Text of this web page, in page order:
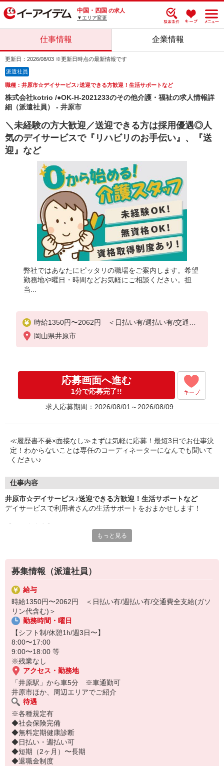
中国・四国 の求人
▼エリア変更
仕事情報 企業情報
更新日：2026/08/03 ※更新日時点の最新情報です
派遣社員
職種：井原市☆デイサービス♪送迎できる方歓迎！生活サポートなど
株式会社kotrio /●OK-H-2021233のその他介護・福祉の求人情報詳
細（派遣社員） - 井原市
＼未経験の方大歓迎／送迎できる方は採用優遇◎人
気のデイサービスで『リハビリのお手伝い』、『送
迎』など
弊社ではあなたにピッタリの職場をご案内します。希望
勤務地や曜日・時間などお気軽にご相談ください。担
当...
時給1350円〜2062円 ＜日払い有/週払い有/交通費
全支給(ガソリン代含む)＞
岡山県井原市
応募画面へ進む
1分で応募完了!! キープ
求人応募期間：2026/08/01～2026/08/09
≪履歴書不要×面接なし≫まずは気軽に応募！最短3日でお仕事決
定！わからないことは専任のコーディネーターになんでも聞いて
ください♪
仕事内容
井原市☆デイサービス♪送迎できる方歓迎！生活サポートなど
デイサービスで利用者さんの生活サポートをおまかせします！
・自宅から施設までの送迎（運転できる方）
・お話やレクリエーション など
利用者さんは比較的介護度が低めなので、介護初心者・ブランクの
ある方にも人気です♪
未経験の方も大歓迎です◎
20代・30代・40代・50代幅広く活躍中！
日払い・週払いも対応可能☆
利用希望される方はお気軽にご相談ください。
もっと見る
募集情報（派遣社員）
給与
時給1350円〜2062円 ＜日払い有/週払い有/交通費全支給(ガソ
リン代含む)＞
勤務時間・曜日
【シフト制/休憩1h/週3日〜】
8:00〜17:00
9:00〜18:00 等
※残業なし
アクセス・勤務地
「井原駅」から車5分 ※車通勤可
井原市ほか、周辺エリアでご紹介
待遇
※各種規定有
◆社会保険完備
◆無料定期健康診断
◆日払い・週払い可
◆短期（2ヶ月）〜長期
◆退職金制度